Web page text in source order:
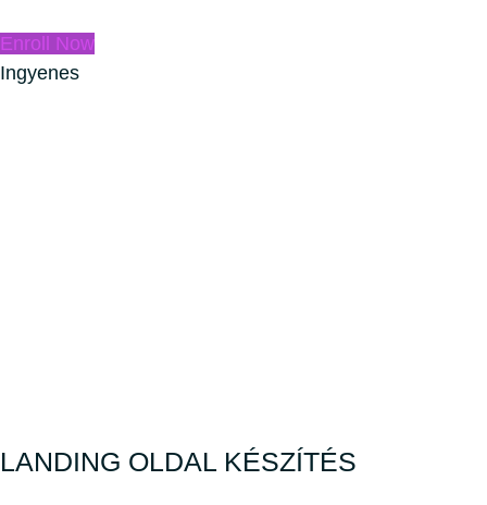
Enroll Now
Ingyenes
LANDING OLDAL KÉSZÍTÉS